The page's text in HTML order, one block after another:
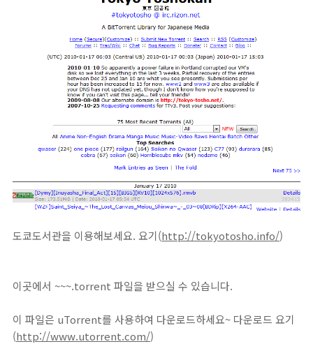
도쿄도서관을 이용해보세요. 요기(http://tokyotosho.info/)
이곳에서 ~~~.torrent 파일을 받으실 수 있습니다.
이 파일은 uTorrent를 사용하여 다운로드하세요~ 다운로드 요기
(http://www.utorrent.com/)